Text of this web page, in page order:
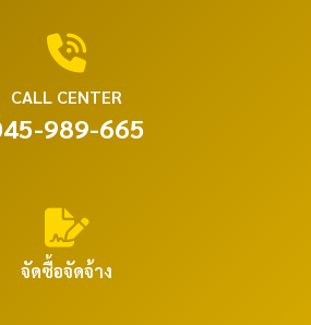
CALL CENTER
989-665
จัดซื้อจัดจ้าง